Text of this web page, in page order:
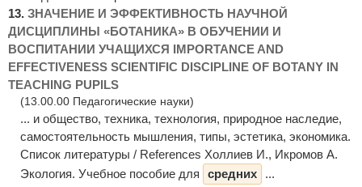
13. ЗНАЧЕНИЕ И ЭФФЕКТИВНОСТЬ НАУЧНОЙ
ДИСЦИПЛИНЫ «БОТАНИКА» В ОБУЧЕНИИ И
ВОСПИТАНИИ УЧАЩИХСЯ IMPORTANCE AND
EFFECTIVENESS SCIENTIFIC DISCIPLINE OF BOTANY IN
TEACHING PUPILS
(13.00.00 Педагогические науки)
... и общество, техника, технология, природное наследие,
самостоятельность мышления, типы, эстетика, экономика.
Список литературы / References Холлиев И., Икромов А.
Экология. Учебное пособие для
средних
...